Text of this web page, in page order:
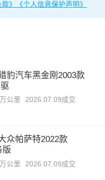
》 《个人信息保护声明》
豹汽车黑金刚2003款
公里 2026.07.09成交
众帕萨特2022款
版
公里 2026.07.09成交